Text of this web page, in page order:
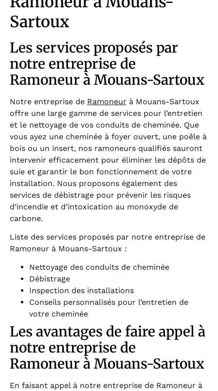
Sartoux
Les services proposés par
notre entreprise de
Ramoneur à Mouans-Sartoux
Notre entreprise de Ramoneur à Mouans-Sartoux
offre une large gamme de services pour l’entretien
et le nettoyage de vos conduits de cheminée. Que
vous ayez une cheminée à foyer ouvert, une poêle à
bois ou un insert, nos ramoneurs qualifiés sauront
intervenir efficacement pour éliminer les dépôts de
suie et garantir le bon fonctionnement de votre
installation. Nous proposons également des
services de débistrage pour prévenir les risques
d’incendie et d’intoxication au monoxyde de
carbone.
Liste des services proposés par notre entreprise de
Ramoneur à Mouans-Sartoux :
Nettoyage des conduits de cheminée
Débistrage
Inspection des installations
Conseils personnalisés pour l’entretien de
votre cheminée
Les avantages de faire appel à
notre entreprise de
Ramoneur à Mouans-Sartoux
En faisant appel à notre entreprise de Ramoneur à